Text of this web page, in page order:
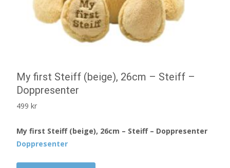
My first Steiff (beige), 26cm – Steiff –
Doppresenter
499 kr
My first Steiff (beige), 26cm – Steiff – Doppresenter
Doppresenter